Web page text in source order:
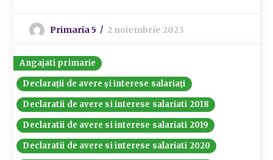
Primaria 5 2 noiembrie 2023
Angajati primarie
Declarații de avere și interese salariați
Declaratii de avere si interese salariati 2018
Declaratii de avere si interese salariati 2019
Declaratii de avere si interese salariati 2020